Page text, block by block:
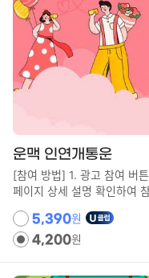
운맥 인연개통운
[참여 방법] 1. 광고 참여 버
페이지 상세 설명 확인하여
포인트가 지급됩니다. - 포인
습니다. - WIFI가 아닌 환경
5,390원
4,200원